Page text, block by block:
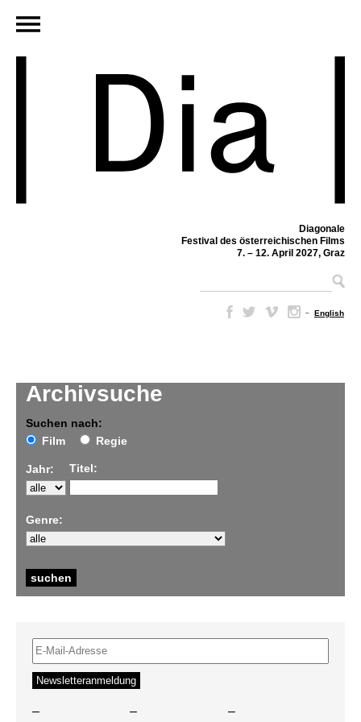
Diagonale
Festival des österreichischen Films
7. – 12. April 2027, Graz
– English
Archivsuche
Suchen nach:
Film
Regie
Jahr: Titel:
Genre:
– – –